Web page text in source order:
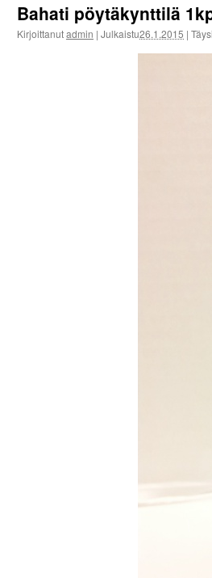
Bahati pöytäkynttilä
Kirjoittanutadmin | Julkaistu26.1.2015 |